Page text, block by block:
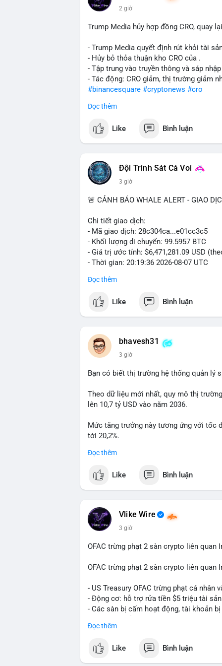
2 giờ
Trump Media hủy hợp đồng CRO, quay
- Trump Media quyết định rút khỏi tài
- Hủy bỏ thỏa thuận kho CRO của .
- Tập trung vào truyền thông và sáp
- Tác động: CRO giảm, thị trường giảm
#binancesquare #cryptonews #cro
$cro
#vlikevn #titanbot
Đọc thêm
Like Bình luận
Đội Trinh Sát Cá Voi
3 giờ
🚨 CẢNH BÁO WHALE ALERT - GIAO
Chi tiết giao dịch:
- Mã giao dịch: 28c304ca...e01cc3c5
- Khối lượng di chuyển: 99.5957 BTC
- Giá trị ước tính: $6,471,281.09 USD
- Thời gian: 20:19:36 2026-08-07 UTC
Nhận định phân tích: Khối lượng 99.6
thường gặp ở hai kịch bản: cá voi nạp
hoặc chuyển sang ví lạnh nhằm tích
BTC vào ví nóng sàn, khả năng cao là
hoạt động, đó là tín hiệu gom hàng chiến
tránh hành động theo cảm xúc. Xác
#99dot6btc #capvoichuyentien
Đọc thêm
Like Bình luận
bhavesh31
3 giờ
Bạn có biết thị trường hệ thống quản lý
Theo dữ liệu mới nhất, quy mô thị
lên 10,7 tỷ USD vào năm 2036.
Mức tăng trưởng này tương ứng với tốc
tới 20,2%.
Điều gì đang thúc đẩy sự tăng trưởng
Đọc thêm
Like Bình luận
Vlike Wire
3 giờ
OFAC trừng phạt 2 sàn crypto liên quan
OFAC trừng phạt 2 sàn crypto liên quan
- US Treasury OFAC trừng phạt cá nhân
- Động cơ: hỗ trợ rửa tiền $5 triệu tài
- Các sàn bị cấm hoạt động, tài khoản bị
$btc $eth
Đọc thêm
Like Bình luận